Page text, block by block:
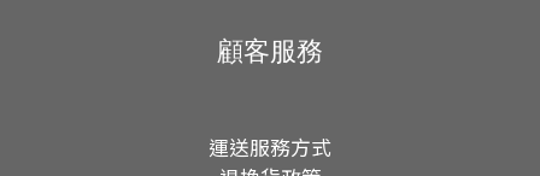
顧客服務
運送服務方式